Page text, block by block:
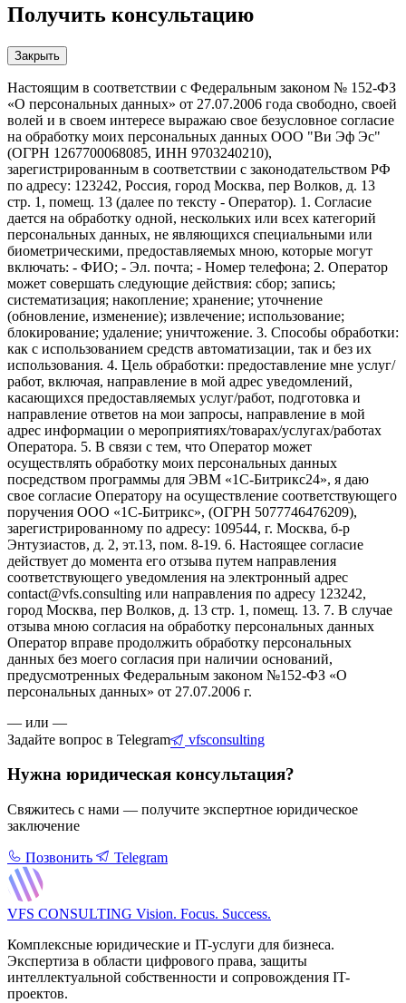
Получить консультацию
Закрыть
Настоящим в соответствии с Федеральным законом № 152-ФЗ
«О персональных данных» от 27.07.2006 года свободно, своей
волей и в своем интересе выражаю свое безусловное согласие
на обработку моих персональных данных ООО "Ви Эф Эс"
(ОГРН 1267700068085, ИНН 9703240210),
зарегистрированным в соответствии с законодательством РФ
по адресу: 123242, Россия, город Москва, пер Волков, д. 13
стр. 1, помещ. 13 (далее по тексту - Оператор). 1. Согласие
дается на обработку одной, нескольких или всех категорий
персональных данных, не являющихся специальными или
биометрическими, предоставляемых мною, которые могут
включать: - ФИО; - Эл. почта; - Номер телефона; 2. Оператор
может совершать следующие действия: сбор; запись;
систематизация; накопление; хранение; уточнение
(обновление, изменение); извлечение; использование;
блокирование; удаление; уничтожение. 3. Способы обработки:
как с использованием средств автоматизации, так и без их
использования. 4. Цель обработки: предоставление мне услуг/
работ, включая, направление в мой адрес уведомлений,
касающихся предоставляемых услуг/работ, подготовка и
направление ответов на мои запросы, направление в мой
адрес информации о мероприятиях/товарах/услугах/работах
Оператора. 5. В связи с тем, что Оператор может
осуществлять обработку моих персональных данных
посредством программы для ЭВМ «1С-Битрикс24», я даю
свое согласие Оператору на осуществление соответствующего
поручения ООО «1С-Битрикс», (ОГРН 5077746476209),
зарегистрированному по адресу: 109544, г. Москва, б-р
Энтузиастов, д. 2, эт.13, пом. 8-19. 6. Настоящее согласие
действует до момента его отзыва путем направления
соответствующего уведомления на электронный адрес
contact@vfs.consulting или направления по адресу 123242,
город Москва, пер Волков, д. 13 стр. 1, помещ. 13. 7. В случае
отзыва мною согласия на обработку персональных данных
Оператор вправе продолжить обработку персональных
данных без моего согласия при наличии оснований,
предусмотренных Федеральным законом №152-ФЗ «О
персональных данных» от 27.07.2006 г.
— или —
Задайте вопрос в Telegram
vfsconsulting
Нужна юридическая консультация?
Свяжитесь с нами — получите экспертное юридическое
заключение
Позвонить Telegram
VFS CONSULTING Vision. Focus. Success.
Комплексные юридические и IT-услуги для бизнеса.
Экспертиза в области цифрового права, защиты
интеллектуальной собственности и сопровождения IT-
проектов.